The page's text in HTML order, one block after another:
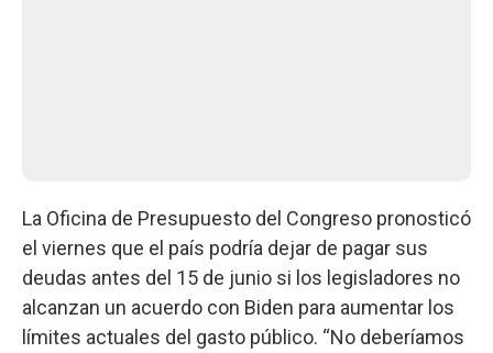
La Oficina de Presupuesto del Congreso pronosticó
el viernes que el país podría dejar de pagar sus
deudas antes del 15 de junio si los legisladores no
alcanzan un acuerdo con Biden para aumentar los
límites actuales del gasto público. “No deberíamos